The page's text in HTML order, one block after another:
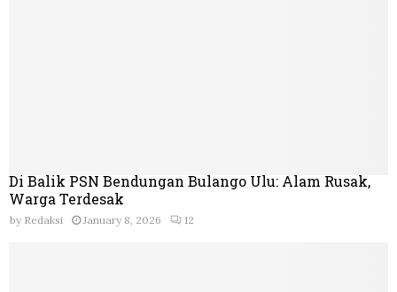
Di Balik PSN Bendungan Bulango Ulu: Alam Rusak,
Warga Terdesak
by Redaksi January 8, 2026 12